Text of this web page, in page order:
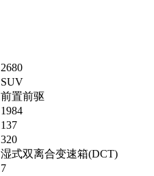
2680
SUV
前置前驱
1984
137
320
湿式双离合变速箱(DCT)
7